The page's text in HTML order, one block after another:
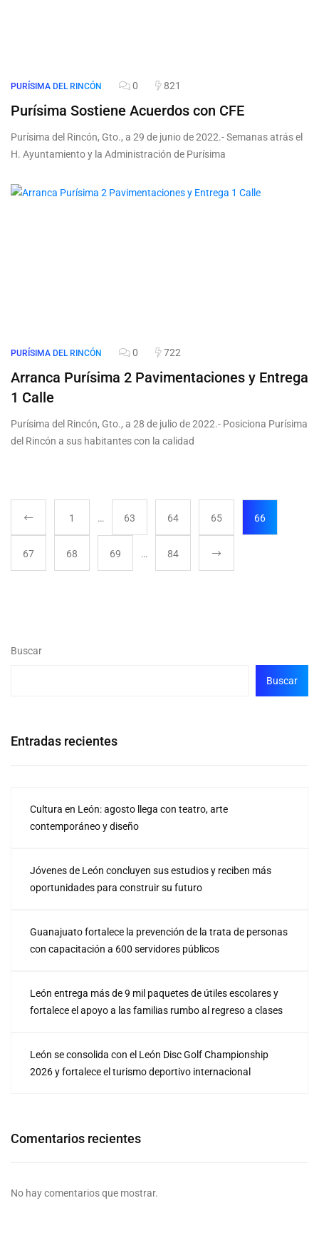
PURÍSIMA DEL RINCÓN 0 821
Purísima Sostiene Acuerdos con CFE
Purísima del Rincón, Gto., a 29 de junio de 2022.- Semanas atrás el
H. Ayuntamiento y la Administración de Purísima
PURÍSIMA DEL RINCÓN 0 722
Arranca Purísima 2 Pavimentaciones y Entrega
1 Calle
Purísima del Rincón, Gto., a 28 de julio de 2022.- Posiciona Purísima
del Rincón a sus habitantes con la calidad
1 … 63 64 65 66
67 68 69 … 84
Buscar
Buscar
Entradas recientes
Cultura en León: agosto llega con teatro, arte
contemporáneo y diseño
Jóvenes de León concluyen sus estudios y reciben más
oportunidades para construir su futuro
Guanajuato fortalece la prevención de la trata de personas
con capacitación a 600 servidores públicos
León entrega más de 9 mil paquetes de útiles escolares y
fortalece el apoyo a las familias rumbo al regreso a clases
León se consolida con el León Disc Golf Championship
2026 y fortalece el turismo deportivo internacional
Comentarios recientes
No hay comentarios que mostrar.